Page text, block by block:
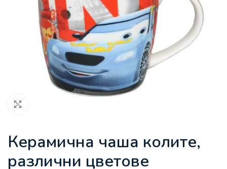
Керамична чаша колите,
различни цветове